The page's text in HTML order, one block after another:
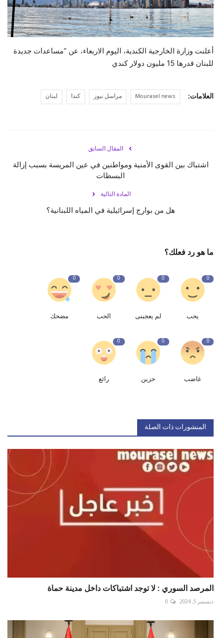
حياة
أعلنت وزارة الخارجية الكندية، اليوم الاربعاء، عن “مساعدات جديدة
للبنان قدرها 15 مليون دولار كندي
العلامات: Mourasel news مراسل نيوز كندا لبنان
المقال السابق
اشتباك بين القوى الأمنية ومواطنين في عين المريسة بسبب إزالة
البسطات
المادة التالية
هل من بوارج إسرائيلية في المياه اللبنانية؟
ما هو رد فعلك؟
0
يحب
0
لم يعجبنى
0
الحب
0
مضحك
0
غاضب
0
حزين
0
رائع
المنشورات ذات الصلة
‏المرصد السوري : لا توجد اشتباكات داخل مدينة ‎حماة
ديسمبر 5, 2024 0